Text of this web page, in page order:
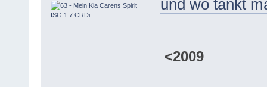
und wo tankt